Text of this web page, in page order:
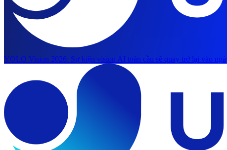
YOLO Vision 2026: Sự kiện vision AI toàn cầu sẽ quay trở lại vào